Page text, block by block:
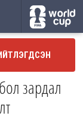
зардал